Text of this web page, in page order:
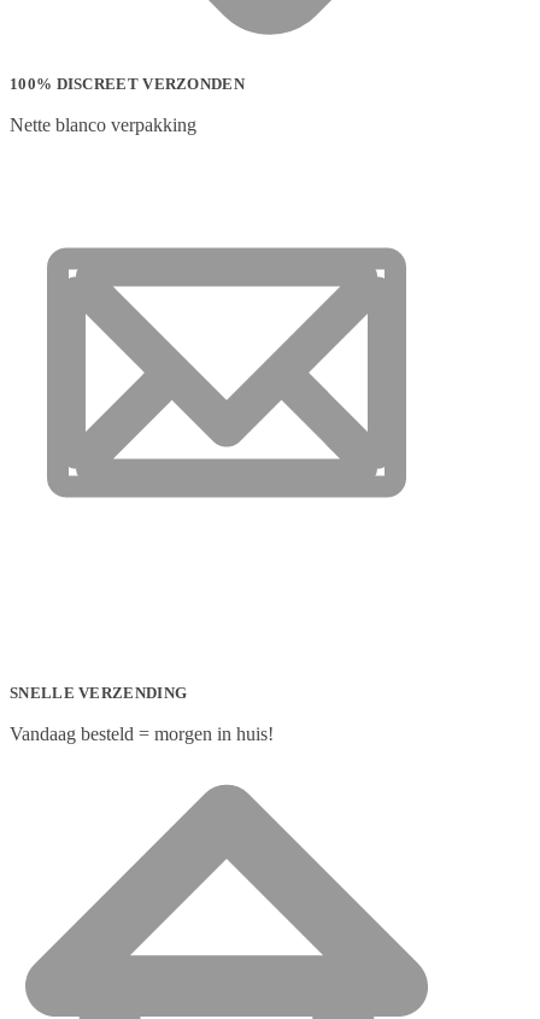
100% DISCREET VERZONDEN
Nette blanco verpakking
SNELLE VERZENDING
Vandaag besteld = morgen in huis!